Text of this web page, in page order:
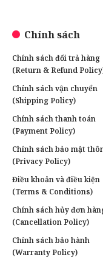
Chính sách
Chính sách đổi trả hàng
(Return & Refund
Chính sách vận chuyển
(Shipping Policy)
Chính sách thanh toán
(Payment Policy)
Chính sách bảo mật
(Privacy Policy)
Điều khoản và điều kiện
(Terms & Conditions)
Chính sách hủy đơn
(Cancellation Policy)
Chính sách bảo hành
(Warranty Policy)